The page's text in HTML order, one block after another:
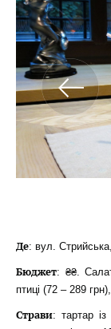
Де: вул.
Бюджет: ₴₴.
птиці (72 – 289
Страви: тартар